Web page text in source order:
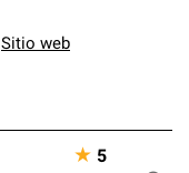
Sitio web
★ 5